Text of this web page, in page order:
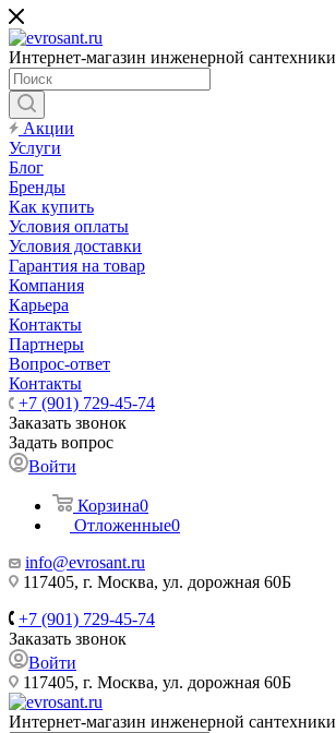
Интернет-магазин инженерной сантехники
Акции
Услуги
Блог
Бренды
Как купить
Условия оплаты
Условия доставки
Гарантия на товар
Компания
Карьера
Контакты
Партнеры
Вопрос-ответ
Контакты
+7 (901) 729-45-74
Заказать звонок
Задать вопрос
Войти
Корзина0
Отложенные0
info@evrosant.ru
117405, г. Москва, ул. дорожная 60Б
+7 (901) 729-45-74
Заказать звонок
Войти
117405, г. Москва, ул. дорожная 60Б
Интернет-магазин инженерной сантехники